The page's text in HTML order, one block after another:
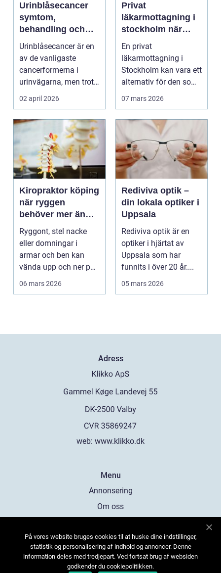
Urinblåsecancer
symtom,
behandling och
livet efter
diagnosen
Urinblåsecancer är en
av de vanligaste
cancerformerna i
urinvägarna, men trots
det hamnar den ofta
02 april 2026
Privat
läkarmottagning i
stockholm när
personlig vård och
specialistkunskap
är viktig
En privat
läkarmottagning i
Stockholm kan vara ett
alternativ för den som
vill ha snabb tillgång
07 mars 2026
Kiropraktor köping
när ryggen
behöver mer än
vila
Ryggont, stel nacke
eller domningar i
armar och ben kan
vända upp och ner på
vardagen. Många
06 mars 2026
Rediviva optik –
din lokala optiker i
Uppsala
Rediviva optik är en
optiker i hjärtat av
Uppsala som har
funnits i över 20 år....
05 mars 2026
Adress
web: www.klikko.dk
Menu
Annonsering
Om oss
Kontakta oss
Sitemap
På vores website bruges cookies til at huske dine indstillinger,
statistik og personalisering af indhold og annoncer. Denne
information deles med tredjepart. Ved fortsat brug af websiden
godkender du cookiepolitikken.